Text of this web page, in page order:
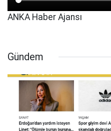
ANKA Haber Ajansı
Gündem